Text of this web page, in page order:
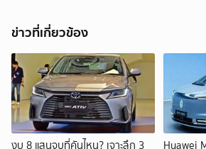
ข่าวที่เกี่ยวข้อง
งบ 8 แสนจบที่คันไหน? เจาะลึก 3 Huawei